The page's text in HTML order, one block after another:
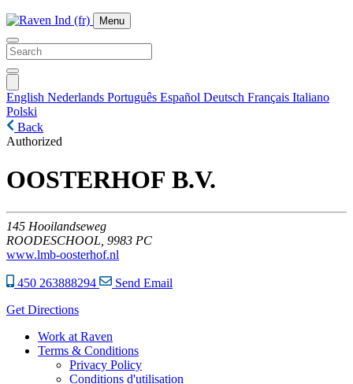
Menu
English Nederlands Português Español Deutsch Français Italiano
Polski
Back
Authorized
OOSTERHOF B.V.
145 Hooilandseweg
ROODESCHOOL, 9983 PC
www.lmb-oosterhof.nl
450 263888294
Send Email
Get Directions
Work at Raven
Terms & Conditions
Privacy Policy
Conditions d'utilisation